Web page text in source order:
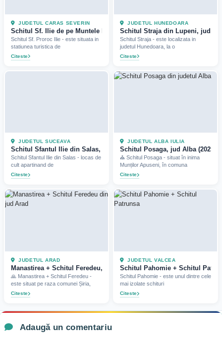
JUDETUL CARAS SEVERIN
Schitul Sf. Ilie de pe Muntele Mic, jud Caras-Severin (2023)
Schitul Sf. Proroc Ilie - este situata in
statiunea turistica de
Citeste
JUDETUL HUNEDOARA
Schitul Straja din Lupeni, jud
Schitul Straja - este localizata in
judetul Hunedoara, la o
Citeste
JUDETUL SUCEAVA
Schitul Sfantul Ilie din Salas, jud Suceava (Bucovina)
Schitul Sfantul Ilie din Salas - locas de
cult apartinand de
Citeste
JUDETUL ALBA IULIA
Schitul Posaga, jud Alba (2025)
⛪ Schitul Posaga - situat în inima
Munților Apuseni, în comuna
Citeste
JUDETUL ARAD
Manastirea + Schitul Feredeu, jud Arad (2025)
🙏 Manastirea + Schitul Feredeu -
este situat pe raza comunei Șiria,
Citeste
JUDETUL VALCEA
Schitul Pahomie + Schitul
Schitul Pahomie - este unul dintre cele
mai izolate schituri
Citeste
Adaugă un comentariu